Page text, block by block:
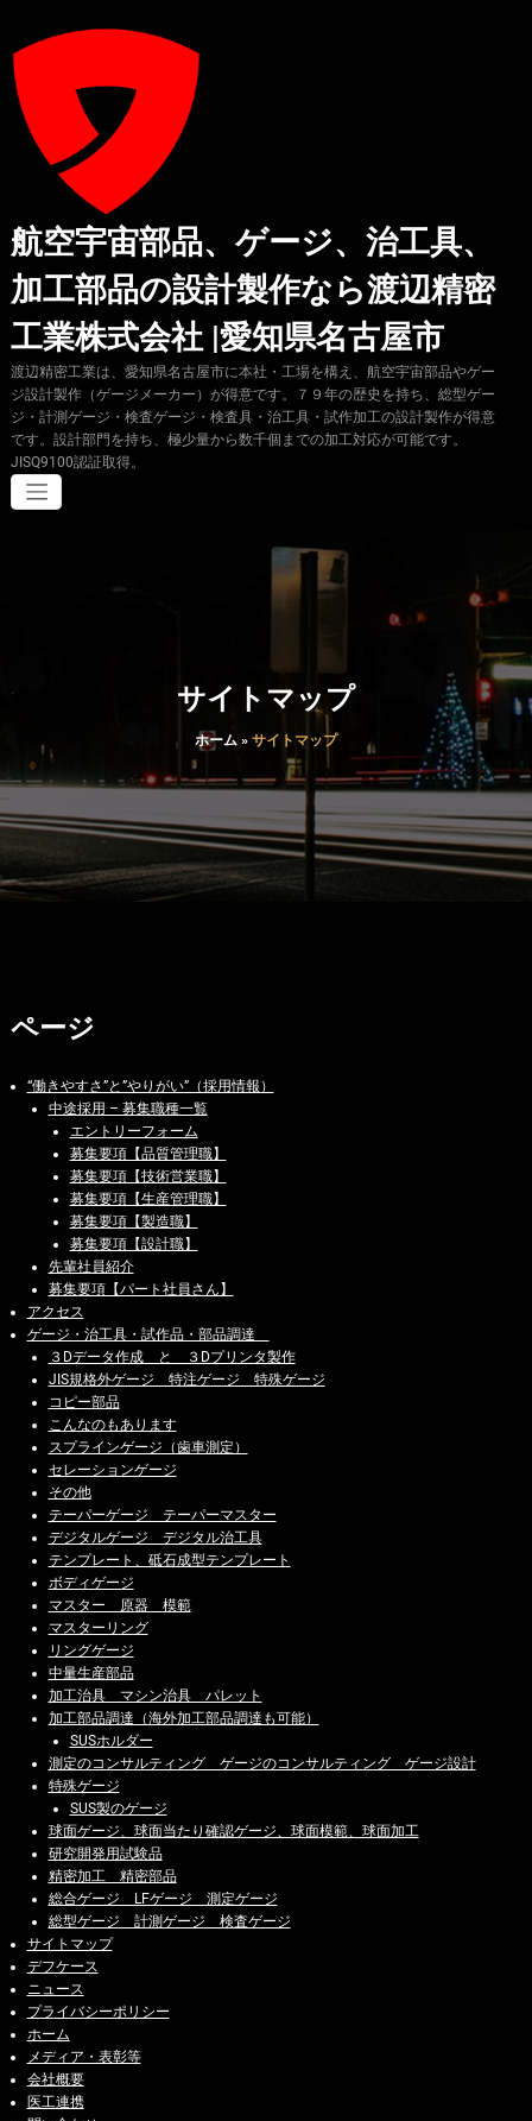
テ
航空宇宙部品、ゲージ、治工具、
加工部品の設計製作なら渡辺精密
工業株式会社 |愛知県名古屋市
渡辺精密工業は、愛知県名古屋市に本社・工場を構え、航空宇宙部品やゲー
ジ設計製作（ゲージメーカー）が得意です。７９年の歴史を持ち、総型ゲー
ジ・計測ゲージ・検査ゲージ・検査具・治工具・試作加工の設計製作が得意
です。設計部門を持ち、極少量から数千個までの加工対応が可能です。
JISQ9100認証取得。
サイトマップ
ホーム » サイトマップ
ページ
“働きやすさ”と”やりがい”（採用情報）
中途採用 – 募集職種一覧
エントリーフォーム
募集要項【品質管理職】
募集要項【技術営業職】
募集要項【生産管理職】
募集要項【製造職】
募集要項【設計職】
先輩社員紹介
募集要項【パート社員さん】
アクセス
ゲージ・治工具・試作品・部品調達
３Dデータ作成 と ３Dプリンタ製作
JIS規格外ゲージ 特注ゲージ 特殊ゲージ
コピー部品
こんなのもあります
スプラインゲージ（歯車測定）
セレーションゲージ
その他
テーパーゲージ テーパーマスター
デジタルゲージ デジタル治工具
テンプレート、砥石成型テンプレート
ボディゲージ
マスター 原器 模範
マスターリング
リングゲージ
中量生産部品
加工治具 マシン治具 パレット
加工部品調達（海外加工部品調達も可能）
SUSホルダー
測定のコンサルティング ゲージのコンサルティング ゲージ設計
特殊ゲージ
SUS製のゲージ
球面ゲージ、球面当たり確認ゲージ、球面模範、球面加工
研究開発用試験品
精密加工 精密部品
総合ゲージ LFゲージ 測定ゲージ
総型ゲージ 計測ゲージ 検査ゲージ
サイトマップ
デフケース
ニュース
プライバシーポリシー
ホーム
メディア・表彰等
会社概要
医工連携